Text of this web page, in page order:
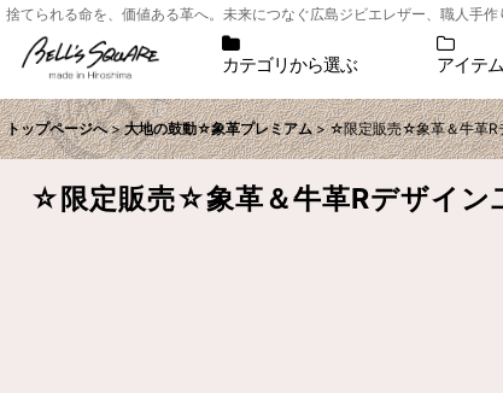
捨てられる命を、価値ある革へ。未来につなぐ広島ジビエレザー、職人手作
カテゴリから選ぶ アイテ
トップページへ > 大地の鼓動☆象革プレミアム > ☆限定販売☆象革＆牛革R
☆限定販売☆象革＆牛革Rデザイン